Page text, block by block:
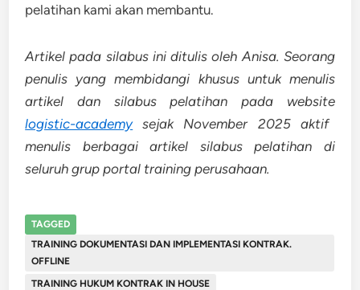
pelatihan kami akan membantu.
Artikel pada silabus ini ditulis oleh Anisa. Seorang
penulis yang membidangi khusus untuk menulis
artikel dan silabus pelatihan pada website
logistic-academysejak November 2025 aktif
menulis berbagai artikel silabus pelatihan di
seluruh grup portal training perusahaan.
TAGGED
TRAINING DOKUMENTASI DAN IMPLEMENTASI KONTRAK.
OFFLINE
TRAINING HUKUM KONTRAK IN HOUSE